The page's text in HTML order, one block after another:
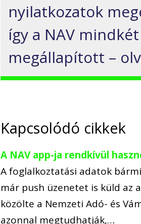
nyilatkozatok
így a NAV
megállapított –
Kapcsolódó cikkek
A NAV app-ja rendkívül
A foglalkoztatási adatok
már push üzenetet is küld az
közölte a Nemzeti Adó- és
azonnal megtudhatják,…